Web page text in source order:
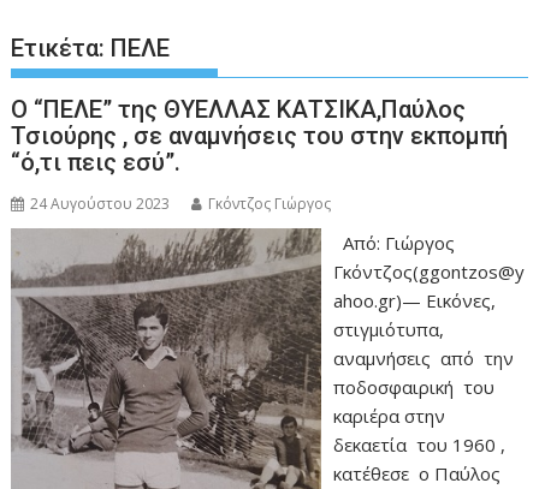
Ετικέτα: ΠΕΛΕ
Ο “ΠΕΛΕ” της ΘΥΕΛΛΑΣ ΚΑΤΣΙΚΑ,Παύλος
Τσιούρης , σε αναμνήσεις του στην εκπομπή
“ό,τι πεις εσύ”.
24 Αυγούστου 2023 Γκόντζος Γιώργος
Από: Γιώργος
Γκόντζος(ggontzos@y
ahoo.gr)— Εικόνες,
στιγμιότυπα,
αναμνήσεις από την
ποδοσφαιρική του
καριέρα στην
δεκαετία του 1960 ,
κατέθεσε ο Παύλος